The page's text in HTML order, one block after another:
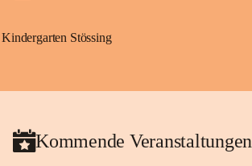
Kindergarten Stössing
Kommende Veranstaltungen